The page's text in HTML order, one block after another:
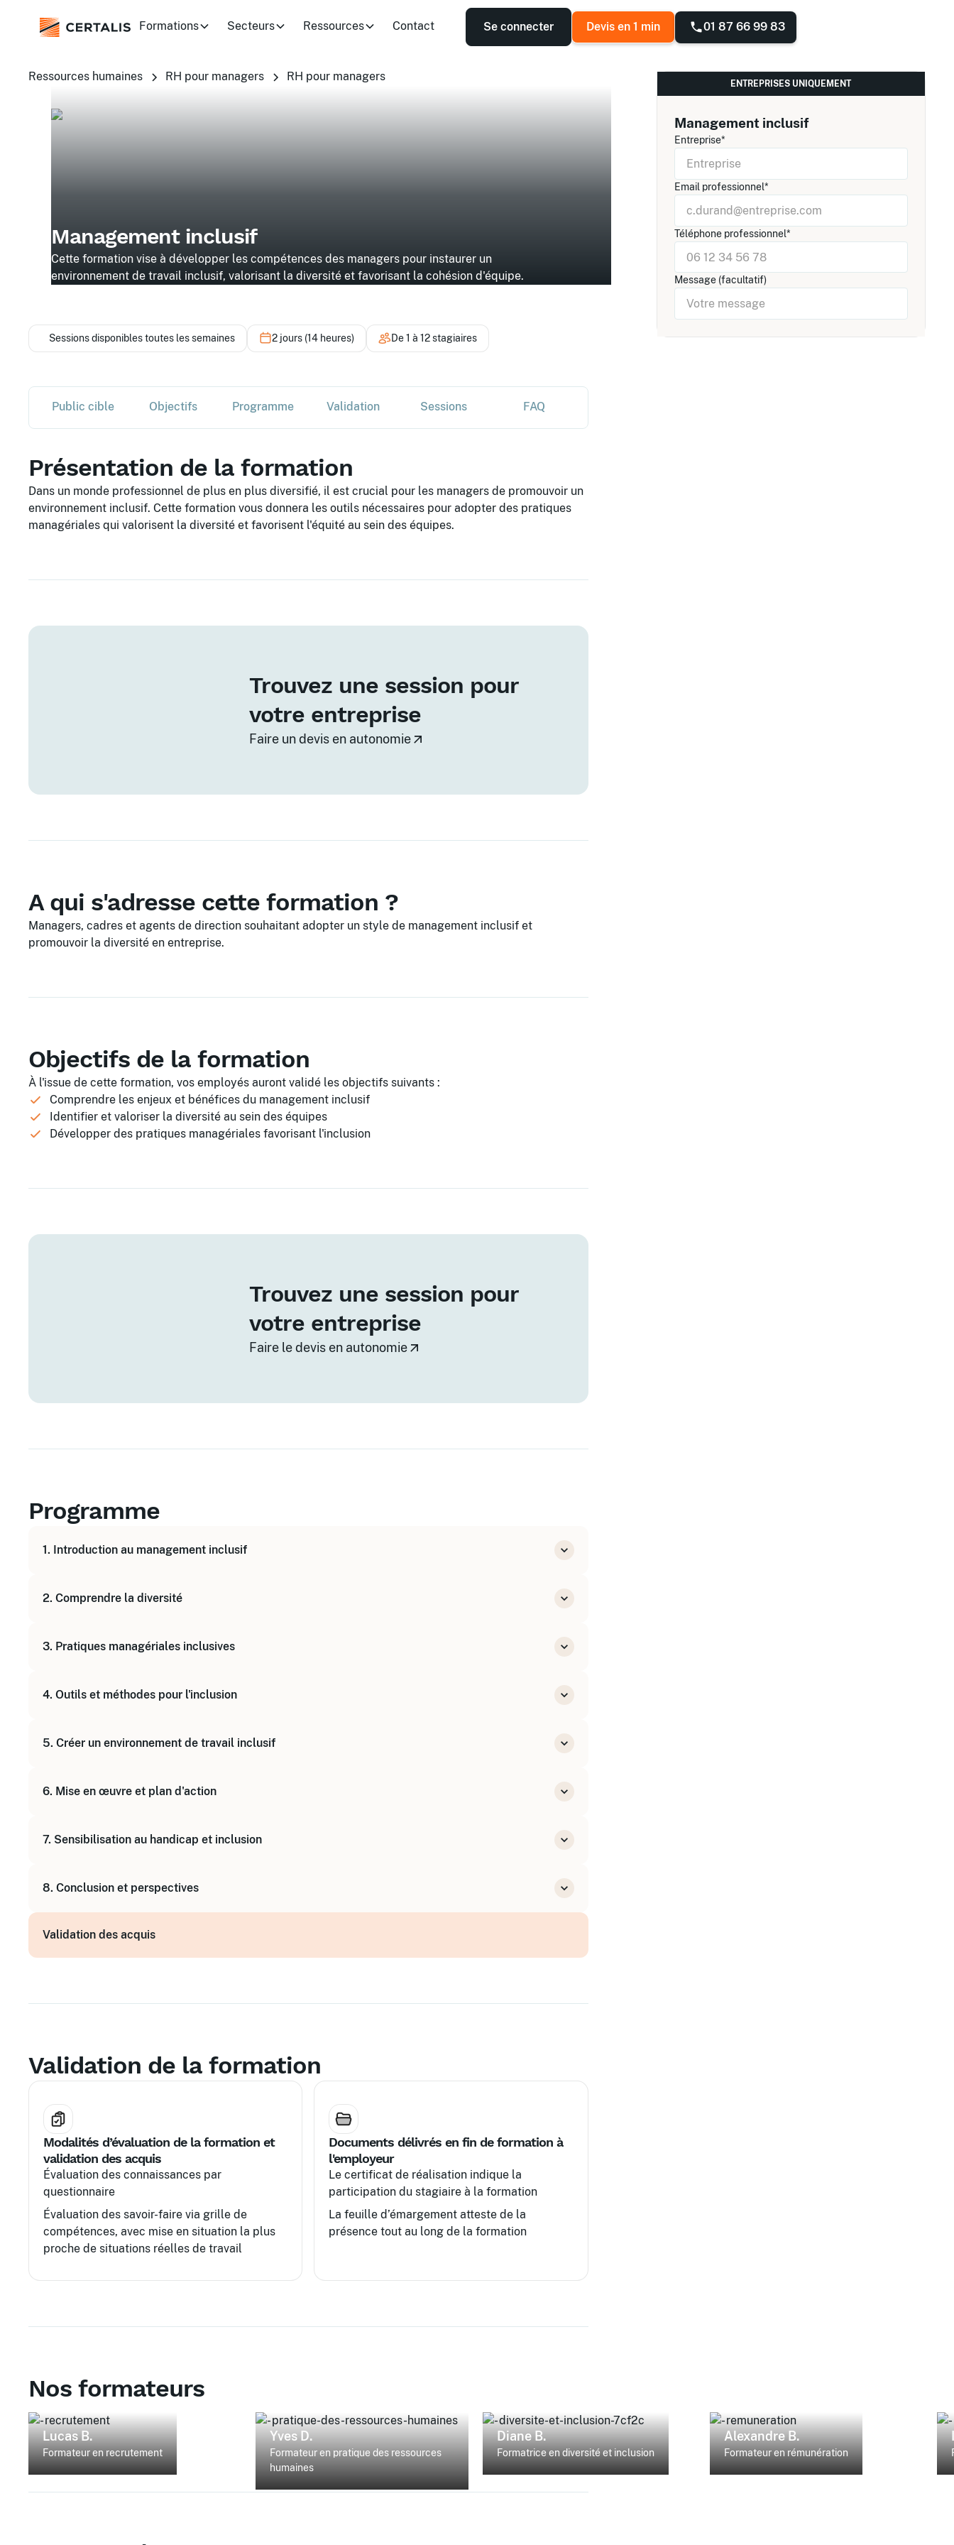
Formations Secteurs Ressources Contact Se connecter Devis en 1 min 01 87 66 99 83
Ressources humaines RH pour managers RH pour managers
Management inclusif
Cette formation vise à développer les compétences des managers pour instaurer un
environnement de travail inclusif, valorisant la diversité et favorisant la cohésion d'équipe.
Sessions disponibles toutes les semaines 2 jours (14 heures) De 1 à 12 stagiaires
Public cible Objectifs Programme Validation Sessions FAQ
Présentation de la formation
Dans un monde professionnel de plus en plus diversifié, il est crucial pour les managers de promouvoir un
environnement inclusif. Cette formation vous donnera les outils nécessaires pour adopter des pratiques
managériales qui valorisent la diversité et favorisent l'équité au sein des équipes.
Trouvez une session pour
votre entreprise
Faire un devis en autonomie
A qui s'adresse cette formation ?
Managers, cadres et agents de direction souhaitant adopter un style de management inclusif et
promouvoir la diversité en entreprise.
Objectifs de la formation
À l'issue de cette formation, vos employés auront validé les objectifs suivants :
Comprendre les enjeux et bénéfices du management inclusif
Identifier et valoriser la diversité au sein des équipes
Développer des pratiques managériales favorisant l'inclusion
Trouvez une session pour
votre entreprise
Faire le devis en autonomie
Programme
1. Introduction au management inclusif
Différence entre diversité et inclusion
2. Comprendre la diversité
Stéréotypes et biais inconscients
3. Pratiques managériales inclusives
Styles de management adaptés
4. Outils et méthodes pour l'inclusion
Baromètre agile
5. Créer un environnement de travail inclusif
Modes de travail et de communication favorisant l'inclusion
6. Mise en œuvre et plan d'action
Suivi et évaluation des pratiques inclusives
7. Sensibilisation au handicap et inclusion
Accompagnement des collaborateurs en situation de handicap
8. Conclusion et perspectives
Engagement RSE et responsabilité sociale
Développement continu des compétences inclusives
Validation des acquis
Validation de la formation
Modalités d’évaluation de la formation et
validation des acquis
Évaluation des connaissances par
questionnaire
Évaluation des savoir-faire via grille de
compétences, avec mise en situation la plus
proche de situations réelles de travail
Documents délivrés en fin de formation à
l'employeur
Le certificat de réalisation indique la
participation du stagiaire à la formation
La feuille d’émargement atteste de la
présence tout au long de la formation
Nos formateurs
Lucas B.
Formateur en recrutement
Yves D.
Formateur en pratique des ressources
humaines
Diane B.
Formatrice en diversité et inclusion
Alexandre B.
Formateur en rémunération
ENTREPRISES UNIQUEMENT
Management inclusif
Entreprise*
Email professionnel*
Téléphone professionnel*
Message (facultatif)